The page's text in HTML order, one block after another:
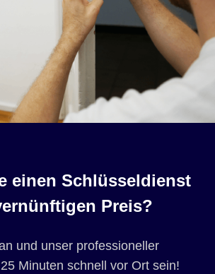
einen Schlüsseldienst
Preis?
und unser professioneller
Minuten schnell vor Ort sein!